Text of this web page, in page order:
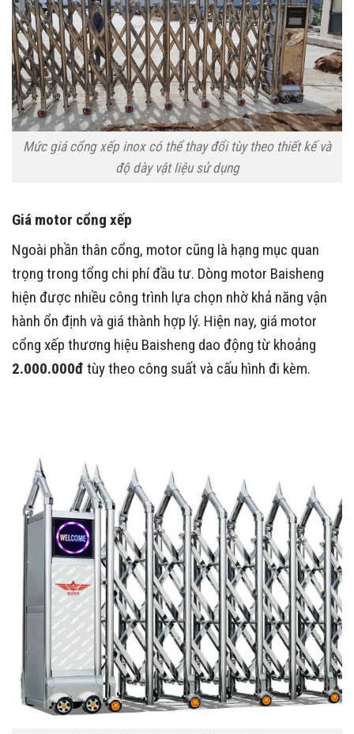
Mức giá cổng xếp inox có thể thay đổi tùy theo thiết kế và
độ dày vật liệu sử dụng
Giá motor cổng xếp
Ngoài phần thân cổng, motor cũng là hạng mục quan
trọng trong tổng chi phí đầu tư. Dòng motor Baisheng
hiện được nhiều công trình lựa chọn nhờ khả năng vận
hành ổn định và giá thành hợp lý. Hiện nay, giá motor
cổng xếp thương hiệu Baisheng dao động từ khoảng
2.000.000đ tùy theo công suất và cấu hình đi kèm.